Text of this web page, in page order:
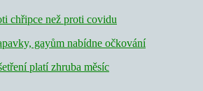
chřipce než proti covidu
gayům nabídne očkování
platí zhruba měsíc